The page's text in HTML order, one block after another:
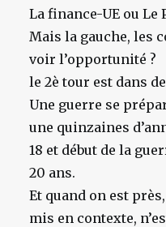
La finance-UE ou Le
Mais la gauche, les
voir l’opportunité ?
le 2è tour est dans
Une guerre se
une quinzaines
18 et début de la
20 ans.
Et quand on est
mis en contexte,